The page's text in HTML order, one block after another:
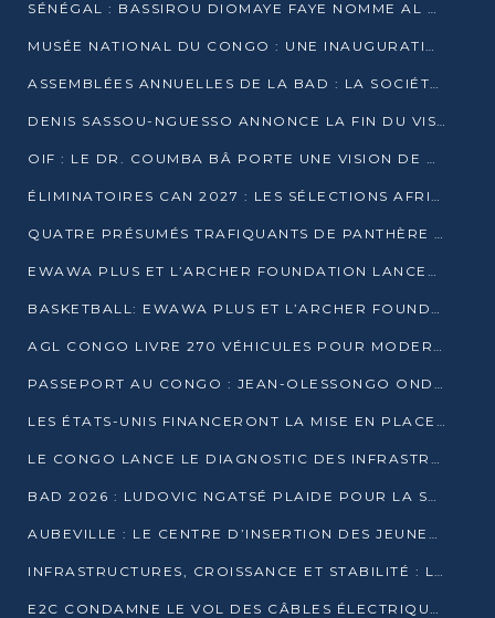
SÉNÉGAL : BASSIROU DIOMAYE FAYE NOMME AL AMINOU LÔ PREMIER MINISTRE
MUSÉE NATIONAL DU CONGO : UNE INAUGURATION PORTEUSE D’ESPOIR POUR LA CULTURE
ASSEMBLÉES ANNUELLES DE LA BAD : LA SOCIÉTÉ CIVILE CONGOLAISE À LA RECHERCHE DE PARTENAIRES POUR SES PROJETS
DENIS SASSOU-NGUESSO ANNONCE LA FIN DU VISA POUR LES AFRICAINS EN 2027
OIF : LE DR. COUMBA BÂ PORTE UNE VISION DE DIALOGUE, DE STABILITÉ ET DE RÉFORME À LA TÊTE
ÉLIMINATOIRES CAN 2027 : LES SÉLECTIONS AFRICAINES CONNAISSENT LEURS ADVERSAIRES
QUATRE PRÉSUMÉS TRAFIQUANTS DE PANTHÈRE ARRÊTÉS À EWO
EWAWA PLUS ET L’ARCHER FOUNDATION LANCENT UN CAMP DE BASKET POUR LES JEUNES À BRAZZAVILLE
BASKETBALL: EWAWA PLUS ET L’ARCHER FOUNDATION LANCENT UN CAMP POUR LES JEUNES
AGL CONGO LIVRE 270 VÉHICULES POUR MODERNISER LE TRANSPORT URBAIN
PASSEPORT AU CONGO : JEAN-OLESSONGO ONDAYE VEUT METTRE FIN AUX LENTEURS ADMINISTRATIVES
LES ÉTATS-UNIS FINANCERONT LA MISE EN PLACE DE JUSQU’À 50 CLINIQUES DE LUTTE CONTRE L’EBOLA
LE CONGO LANCE LE DIAGNOSTIC DES INFRASTRUCTURES SPORTIVES DU COMPLEXE DE KINTÉLÉ
BAD 2026 : LUDOVIC NGATSÉ PLAIDE POUR LA SOUVERAINETÉ FINANCIÈRE AFRICAINE
AUBEVILLE : LE CENTRE D’INSERTION DES JEUNES PRÊT À OUVRIR SES PORTES
INFRASTRUCTURES, CROISSANCE ET STABILITÉ : LA GUINÉE AFFÛTE SES AMBITIONS
E2C CONDAMNE LE VOL DES CÂBLES ÉLECTRIQUES APRÈS UNE VIDÉO VIRALE